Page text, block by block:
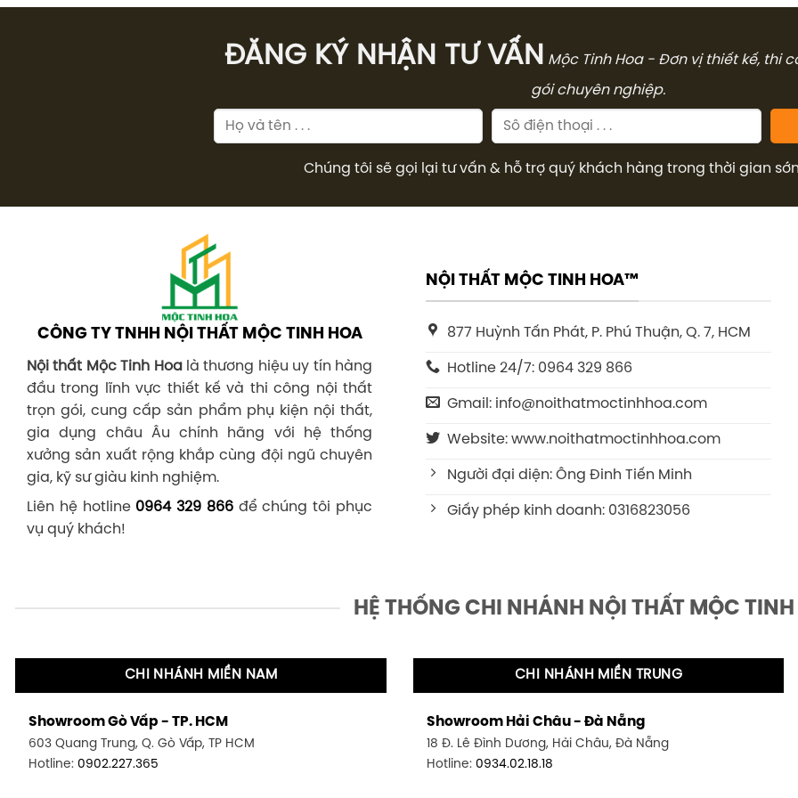
ĐĂNG KÝ NHẬN TƯ VẤN Mộc Tinh Hoa - Đơn vị thiết kế, thi
gói chuyên nghiệp.
Chúng tôi sẽ gọi lại tư vấn & hỗ trợ quý khách hàng trong thời gian
CÔNG TY TNHH NỘI THẤT MỘC TINH HOA
Nội thất Mộc Tinh Hoalà thương hiệu uy tín hàng
đầu trong lĩnh vực thiết kế và thi công nội thất
trọn gói, cung cấp sản phẩm phụ kiện nội thất,
gia dụng châu Âu chính hãng với hệ thống
xưởng sản xuất rộng khắp cùng đội ngũ chuyên
gia, kỹ sư giàu kinh nghiệm.
Liên hệ hotline 0964 329 866để chúng tôi phục
vụ quý khách!
NỘI THẤT MỘC TINH HOA™
877 Huỳnh Tấn Phát, P. Phú Thuận, Q. 7, HCM
Hotline 24/7: 0964 329 866
Gmail: info@noithatmoctinhhoa.com
Website: www.noithatmoctinhhoa.com
Người đại diện: Ông Đinh Tiến Minh
Giấy phép kinh doanh: 0316823056
HỆ THỐNG CHI NHÁNH NỘI THẤT MỘC
CHI NHÁNH MIỀN NAM
Showroom Gò Vấp - TP. HCM
603 Quang Trung, Q. Gò Vấp, TP HCM
Hotline: 0902.227.365
CHI NHÁNH MIỀN TRUNG
Showroom Hải Châu - Đà Nẵng
18 Đ. Lê Đình Dương, Hải Châu, Đà Nẵng
Hotline: 0934.02.18.18